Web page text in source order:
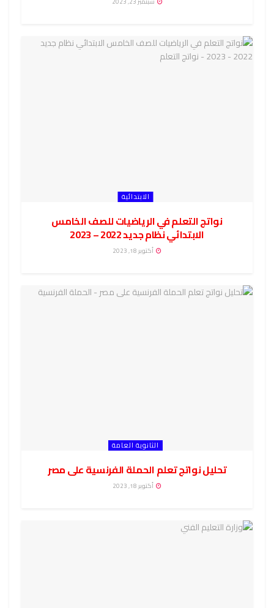
الابتدائية
نواتج التعلم في الرياضيات للصف الخامس
الابتدائي نظام جديد 2022 – 2023
أكتوبر 18, 2023
الثانوية العامة
تحليل نواتج تعلم الحملة الفرنسية على مصر
أكتوبر 18, 2023